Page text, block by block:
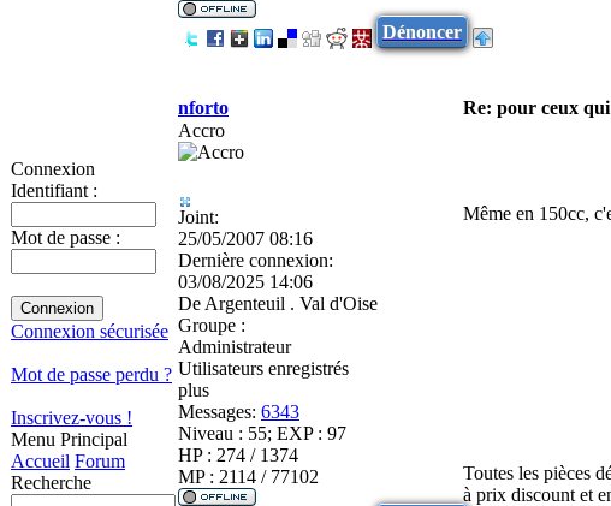
Connexion
Identifiant :
Mot de passe :
Connexion sécurisée
Mot de passe perdu ?
Inscrivez-vous !
Menu Principal
Accueil Forum
Recherche
Dénoncer
nforto Re: pour ceux
Accro
Joint:
25/05/2007 08:16
Dernière connexion:
03/08/2025 14:06
De Argenteuil . Val d'Oise
Groupe :
Administrateur
Utilisateurs enregistrés
plus
Messages: 6343
Niveau : 55; EXP : 97
HP : 274 / 1374
MP : 2114 / 77102
Même en 150cc,
Toutes les pièces
à prix discount et